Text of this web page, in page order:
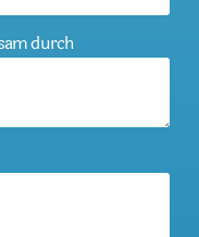
durch